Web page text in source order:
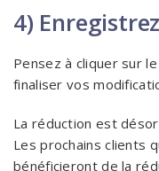
4)
Pensez à cliquer sur
finaliser vos
La réduction est
Les prochains clients
bénéficieront de la